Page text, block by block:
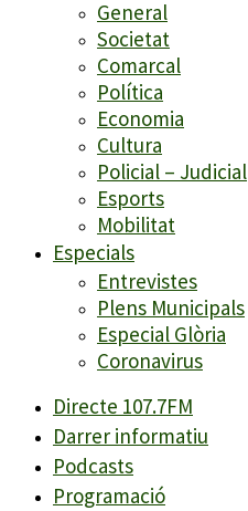
General
Societat
Comarcal
Política
Economia
Cultura
Policial – Judicial
Esports
Mobilitat
Especials
Entrevistes
Plens Municipals
Especial Glòria
Coronavirus
Directe 107.7FM
Darrer informatiu
Podcasts
Programació